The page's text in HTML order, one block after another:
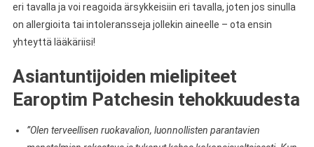
eri tavalla ja voi reagoida ärsykkeisiin eri tavalla, joten jos sinulla
on allergioita tai intoleransseja jollekin aineelle – ota ensin
yhteyttä lääkäriisi!
Asiantuntijoiden mielipiteet
Earoptim Patchesin tehokkuudesta
”Olen terveellisen ruokavalion, luonnollisten parantavien